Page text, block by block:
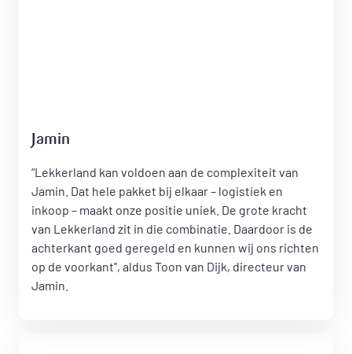
Jamin
“Lekkerland kan voldoen aan de complexiteit van
Jamin. Dat hele pakket bij elkaar – logistiek en
inkoop – maakt onze positie uniek. De grote kracht
van Lekkerland zit in die combinatie. Daardoor is de
achterkant goed geregeld en kunnen wij ons richten
op de voorkant'', aldus Toon van Dijk, directeur van
Jamin.